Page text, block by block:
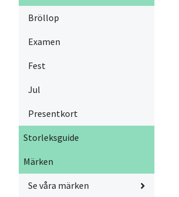
Bröllop
Examen
Fest
Jul
Presentkort
Storleksguide
Märken
Se våra märken